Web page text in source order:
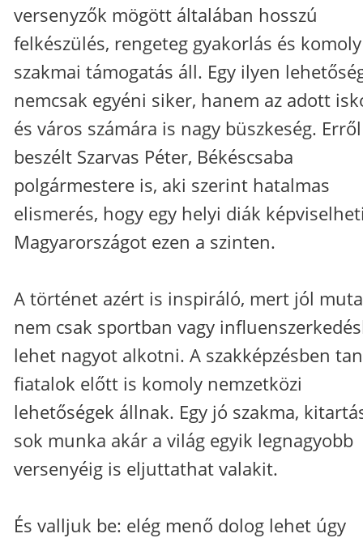
versenyzők mögött általában hosszú
felkészülés, rengeteg gyakorlás és komoly
szakmai támogatás áll. Egy ilyen
nemcsak egyéni siker, hanem az adott
és város számára is nagy büszkeség. Erről
beszélt Szarvas Péter, Békéscsaba
polgármestere is, aki szerint hatalmas
elismerés, hogy egy helyi diák
Magyarországot ezen a szinten.
A történet azért is inspiráló, mert jól
nem csak sportban vagy
lehet nagyot alkotni. A szakképzésben
fiatalok előtt is komoly nemzetközi
lehetőségek állnak. Egy jó szakma,
sok munka akár a világ egyik legnagyobb
versenyéig is eljuttathat valakit.
És valljuk be: elég menő dolog lehet úgy